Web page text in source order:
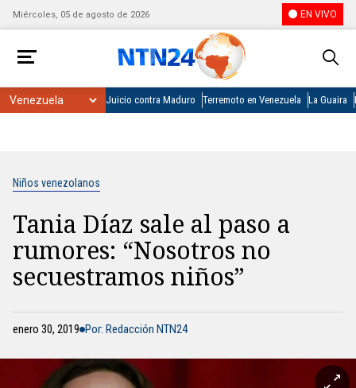
Miércoles, 05 de agosto de 2026 EN VIVO
Juicio contra Maduro Terremoto en Venezuela La Guaira
Niños venezolanos
Tania Díaz sale al paso a
rumores: “Nosotros no
secuestramos niños”
enero 30, 2019 Por: Redacción NTN24